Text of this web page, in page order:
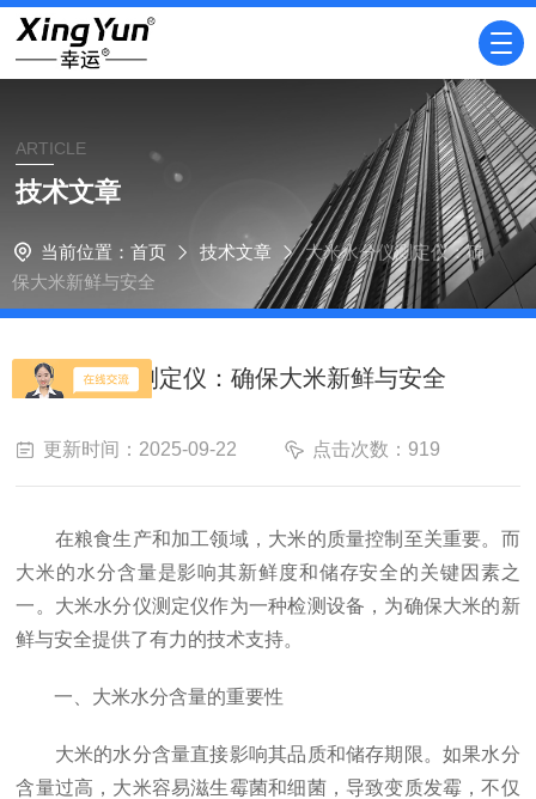
ARTICLE
技术文章
当前位置： 首页 技术文章
大米水分仪测定仪：确
保大米新鲜与安全
大米水分仪测定仪：确保大米新鲜与安全
更新时间：2025-09-22 点击次数：919
在粮食生产和加工领域，大米的质量控制至关重要。而
大米的水分含量是影响其新鲜度和储存安全的关键因素之
一。大米水分仪测定仪作为一种检测设备，为确保大米的新
鲜与安全提供了有力的技术支持。
一、大米水分含量的重要性
大米的水分含量直接影响其品质和储存期限。如果水分
含量过高，大米容易滋生霉菌和细菌，导致变质发霉，不仅